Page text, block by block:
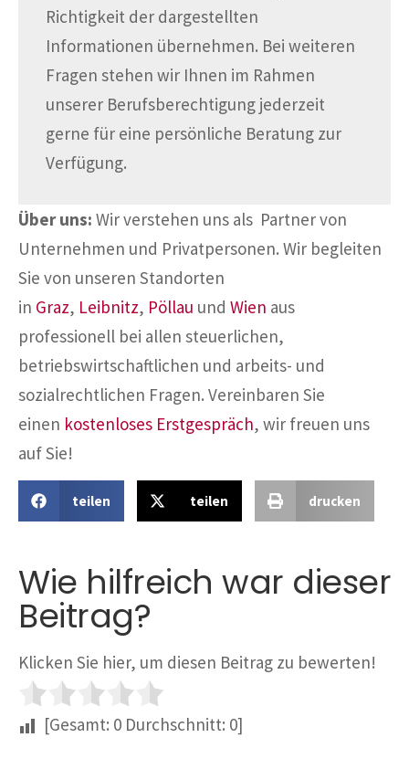
Richtigkeit der dargestellten
Informationen übernehmen. Bei weiteren
Fragen stehen wir Ihnen im Rahmen
unserer Berufsberechtigung jederzeit
gerne für eine persönliche Beratung zur
Verfügung.
Über uns: Wir verstehen uns als Partner von
Unternehmen und Privatpersonen. Wir begleiten
Sie von unseren Standorten
in Graz, Leibnitz, Pöllau und Wien aus
professionell bei allen steuerlichen,
betriebswirtschaftlichen und arbeits- und
sozialrechtlichen Fragen. Vereinbaren Sie
einen kostenloses Erstgespräch, wir freuen uns
auf Sie!
teilen teilen drucken
Wie hilfreich war dieser
Beitrag?
Klicken Sie hier, um diesen Beitrag zu bewerten!
[Gesamt: 0 Durchschnitt: 0]